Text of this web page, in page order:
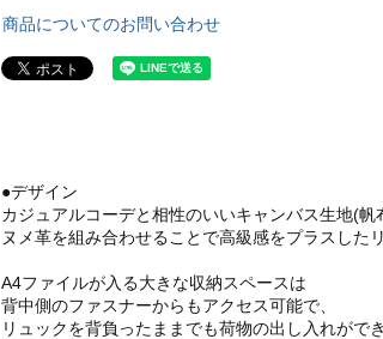
商品についてのお問い合わせ
●デザイン
カジュアルコーデと相性のいいキャンバス生地(帆
ヌメ革を組み合わせることで高級感をプラスした
A4ファイルが入る大きな収納スペースは
背中側のファスナーからもアクセス可能で、
リュックを背負ったままでも荷物の出し入れができ